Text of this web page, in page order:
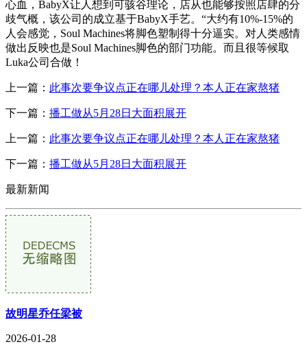
心血，BabyX让人想到可骇谷理论，店从也能够按照店肆的分
歧气概，该公司的成立基于BabyX手艺。“大约有10%-15%的
人会感觉，Soul Machines将脚色塑制得十分逼实。对人类感情
做出反映也是Soul Machines脚色的部门功能。而且很等候取
Luka公司合做！
上一篇： 此事次要争议点正在哪儿处理？本人正在家熬猪
下一篇： 播工做从5月28日大面积展开
上一篇： 此事次要争议点正在哪儿处理？本人正在家熬猪
下一篇： 播工做从5月28日大面积展开
最新新闻
故明星乔任梁被
2026-01-28